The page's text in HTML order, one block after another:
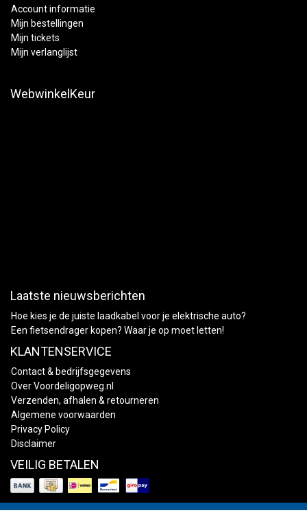
Account informatie
Mijn bestellingen
Mijn tickets
Mijn verlanglijst
WebwinkelKeur
Laatste nieuwsberichten
Hoe kies je de juiste laadkabel voor je elektrische auto?
Een fietsendrager kopen? Waar je op moet letten!
KLANTENSERVICE
Contact & bedrijfsgegevens
Over Voordeligopweg.nl
Verzenden, afhalen & retourneren
Algemene voorwaarden
Privacy Policy
Disclaimer
VEILIG BETALEN